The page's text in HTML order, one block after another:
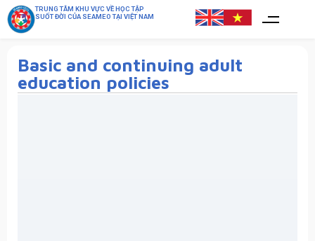
TRUNG TÂM KHU VỰC VỀ HỌC TẬP
SUỐT ĐỜI CỦA SEAMEO TẠI VIỆT NAM
Basic and continuing adult
education policies